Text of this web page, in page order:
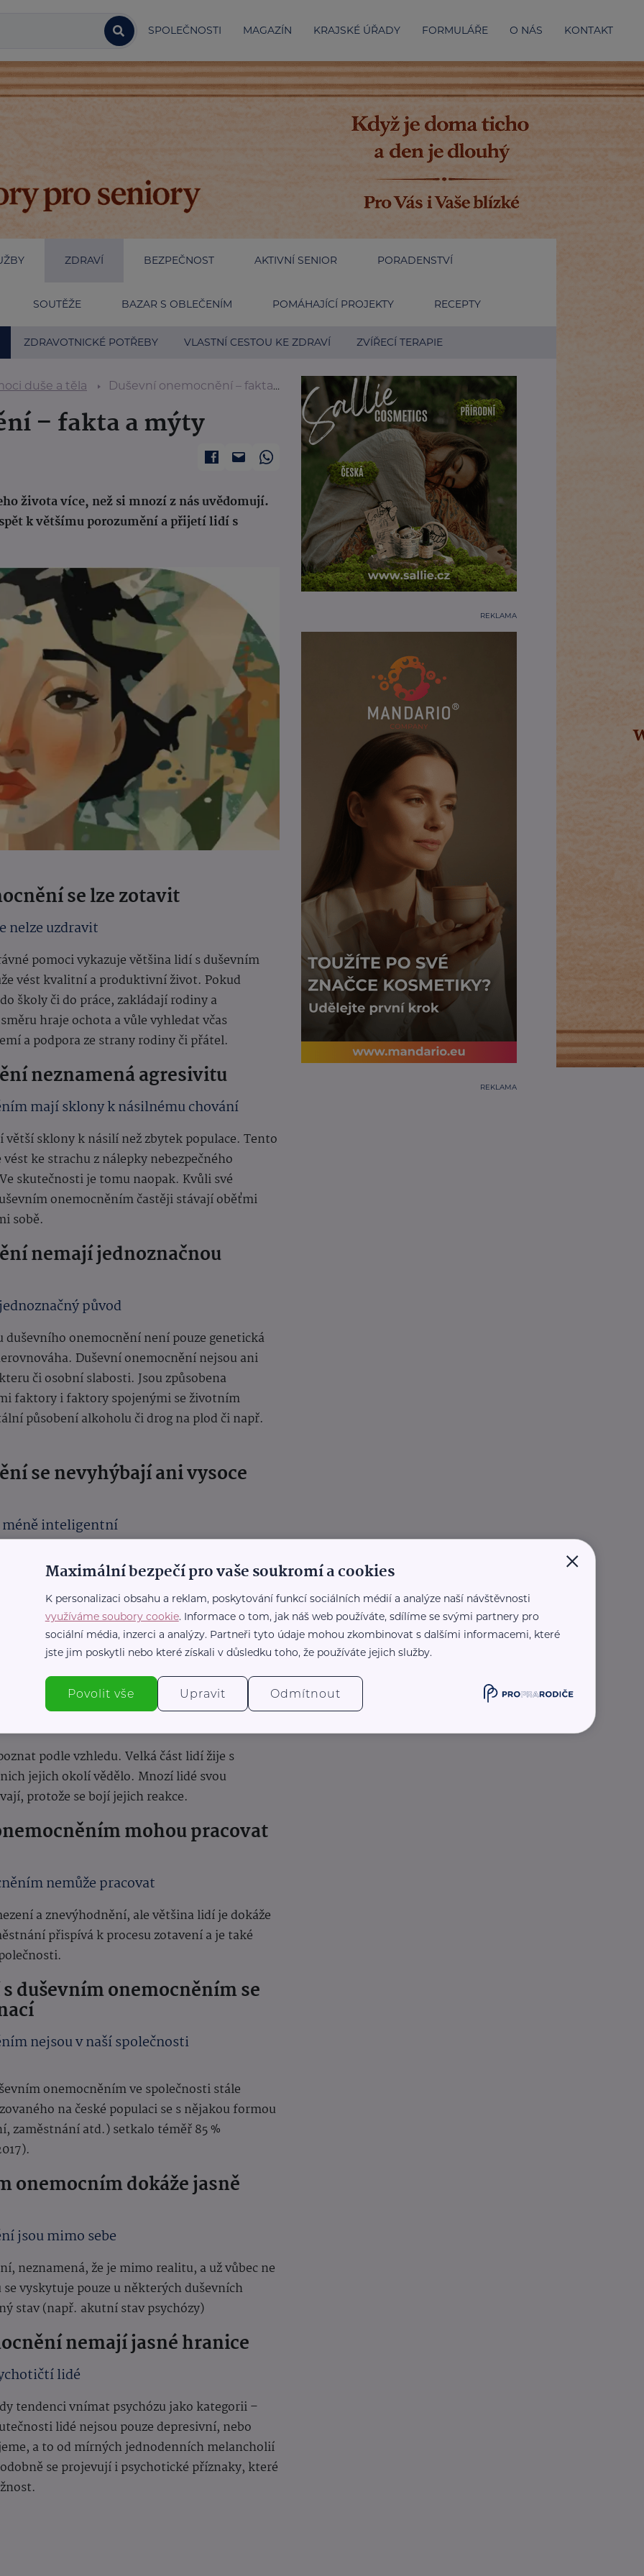
SPOLEČNOSTI MAGAZÍN KRAJSKÉ ÚŘADY FORMULÁŘE O NÁS KONTAKT
ZDRAVÍ BEZPEČNOST AKTIVNÍ SENIOR PORADENSTVÍ
SOUTĚŽE BAZAR S OBLEČENÍM POMÁHAJÍCÍ PROJEKTY RECEPTY
ZDRAVOTNICKÉ POTŘEBY VLASTNÍ CESTOU KE ZDRAVÍ ZVÍŘECÍ TERAPIE
duše a těla Duševní onemocnění – fakta a mýty
– fakta a mýty
života více, než si mnozí z nás uvědomují.
k většímu porozumění a přijetí lidí s
se lze zotavit
nelze uzdravit
pomoci vykazuje většina lidí s duševním
vést kvalitní a produktivní život. Pokud
školy či do práce, zakládají rodiny a
hraje ochota a vůle vyhledat včas
a podpora ze strany rodiny či přátel.
neznamená agresivitu
mají sklony k násilnému chování
sklony k násilí než zbytek populace. Tento
ke strachu z nálepky nebezpečného
skutečnosti je tomu naopak. Kvůli své
onemocněním častěji stávají oběťmi
sobě.
nemají jednoznačnou
původ
duševního onemocnění není pouze genetická
Duševní onemocnění nejsou ani
či osobní slabosti. Jsou způsobena
faktory i faktory spojenými se životním
působení alkoholu či drog na plod či např.
se nevyhýbají ani vysoce
méně inteligentní
duševně nemocnými osobami stejné jako u
jak jedince podprůměrné, průměrné, tak ty
onemocnění inteligenci rozhodně
že ji člověk s psychiatrickými obtížemi
nebo si hůře pamatuje určitá fakta.
nemusí být na člověku
se dá poznat
podle vzhledu. Velká část lidí žije s
jejich okolí vědělo. Mnozí lidé svou
protože se bojí jejich reakce.
mohou pracovat
nemůže pracovat
a znevýhodnění, ale většina lidí je dokáže
přispívá k procesu zotavení a je také
duševním onemocněním se
nejsou v naší společnosti
onemocněním ve společnosti stále
na české populaci se s nějakou formou
zaměstnání atd.) setkalo téměř 85 %
onemocním dokáže jasně
jsou mimo sebe
neznamená, že je mimo realitu, a už vůbec ne
vyskytuje pouze u některých duševních
stav (např. akutní stav psychózy)
nemají jasné hranice
lidé
tendenci vnímat psychózu jako kategorii –
lidé nejsou pouze depresivní, nebo
a to od mírných jednodenních melancholií
se projevují i psychotické příznaky, které
REKLAMA
REKLAMA
×
Maximální bezpečí pro vaše soukromí a cookies
K personalizaci obsahu a reklam, poskytování funkcí sociálních médií a analýze naší návštěvnosti
využíváme soubory cookie. Informace o tom, jak náš web používáte, sdílíme se svými partnery pro
sociální média, inzerci a analýzy. Partneři tyto údaje mohou zkombinovat s dalšími informacemi, které
jste jim poskytli nebo které získali v důsledku toho, že používáte jejich služby.
Povolit vše Upravit Odmítnout